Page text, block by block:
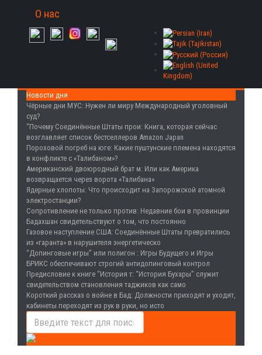
О нас
Новости дня
Чёрные дни МУС: Нужен ли миру Международный уголовный
суд?
“Почему Соединённые Штаты прои: Книга, которая сейчас
возглавляет список бестселлеров Amazon Japan
Пороховой погреб на юге: Какие пуштунские племена находятся
в конфликте с «Талибаном»?
Американский двоюродный брат м: Или как Америка
возвращается через ворота «Талибана»
Ядерные хлопоты: Что происходит на Запорожской атомной
электростанции?
Сопротивление не только против: Недавние бои в провинции
Бадахшан свидетельствуют о том, что постоянно
Газовое наступление США: Соединённые Штаты превратились
из «гаранта» в нарушителя энергетическо
“Допинговые игры” или полигон : Игры Будущего и Игры
БРИКС обеспечивают строгий антидопинговый контрол
Предисловие к книге “История т: “История Бухары” служит
свидетельством становления таджиков как само
Короткий рассказ о войне в Бад: Должности приходят и уходят,
кабинеты переходят из рук в руки, но исто